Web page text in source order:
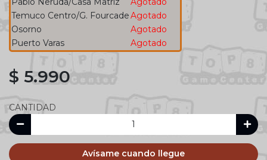
Temuco Centro/G. FourcadeAgotado
Osorno
Agotado
Puerto Varas
Agotado
$ 5.990
CANTIDAD
Avísame cuando llegue